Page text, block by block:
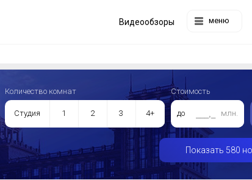
меню
Видеообзоры
Количество комнат
Студия 1 2 3 4+
Стоимость
до млн.
Показать 580